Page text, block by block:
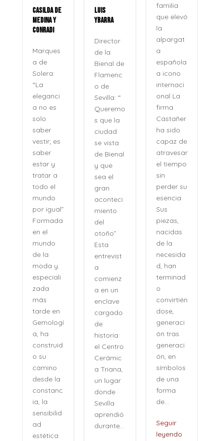
CASILDA DE
MEDINA Y
CONRADI
Marques
a de
Solera:
“La
eleganci
a no es
solo
saber
vestir; es
saber
estar y
tratar a
todo el
mundo
por igual”
Formada
en el
mundo
de la
moda y
especiali
zada
más
tarde en
Gemologí
a, ha
construid
o su
camino
desde la
constanc
ia, la
sensibilid
ad
estética
LUIS
YBARRA
Director
de la
Bienal de
Flamenc
o de
Sevilla: “
Queremo
s que la
ciudad
se vista
de Bienal
y que
sea el
gran
aconteci
miento
del
otoño”
Esta
entrevist
a
comienz
a en un
enclave
cargado
de
historia:
el Centro
Cerámic
a Triana,
un lugar
donde
Sevilla
aprendió
durante...
familia
que elevó
la
alpargat
a
española
a icono
internaci
onal La
firma
Castañer
ha sido
capaz de
atravesar
el tiempo
sin
perder su
esencia.
Sus
piezas,
nacidas
de la
necesida
d, han
terminad
o
convirtién
dose,
generaci
ón tras
generaci
ón, en
símbolos
de una
forma
de...
Seguir
leyendo